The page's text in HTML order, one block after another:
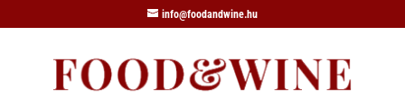
info@foodandwine.hu